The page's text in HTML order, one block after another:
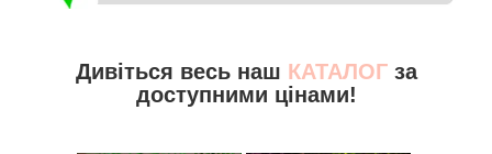
Дивіться весь наш КАТАЛОГза
доступними цінами!